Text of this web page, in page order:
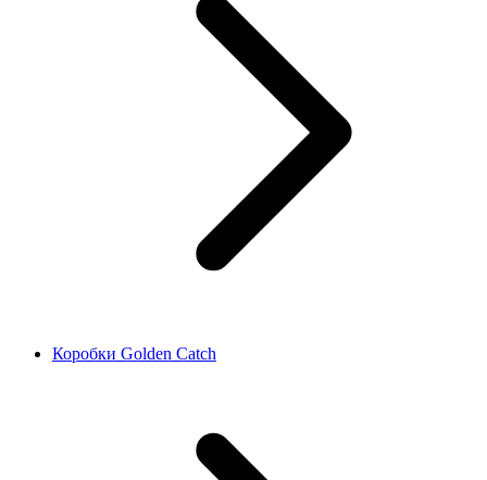
Коробки Golden Catch